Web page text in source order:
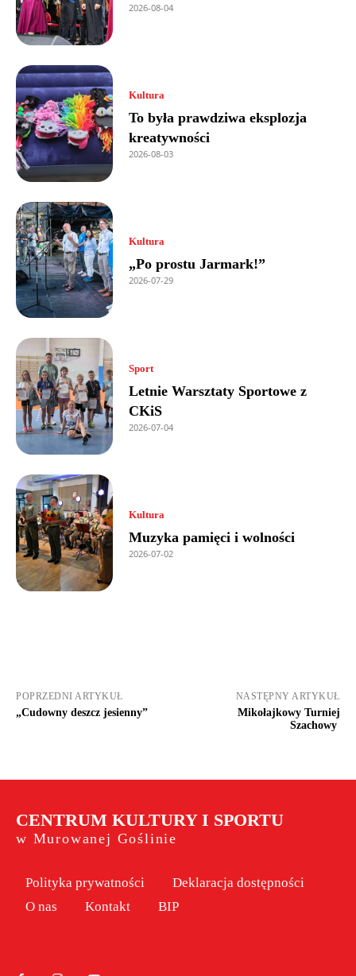
2026-08-04
Kultura
To była prawdziwa eksplozja
kreatywności
2026-08-03
Kultura
„Po prostu Jarmark!”
2026-07-29
Sport
Letnie Warsztaty Sportowe z
CKiS
2026-07-04
Kultura
Muzyka pamięci i wolności
2026-07-02
POPRZEDNI ARTYKUŁ
„Cudowny deszcz jesienny”
NASTĘPNY ARTYKUŁ
Mikołajkowy Turniej
Szachowy
CENTRUM KULTURY I SPORTU
w Murowanej Goślinie
Polityka prywatności
Deklaracja dostępności
O nas
Kontakt BIP